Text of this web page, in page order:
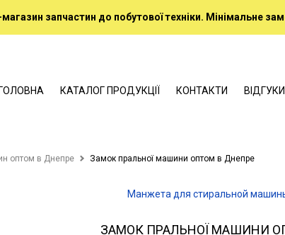
запчастин до побутової техніки. Мінімальне
ГОЛОВНА КАТАЛОГ ПРОДУКЦІЇ КОНТАКТИ ВІДГУКИ
оптом в Днепре Замок пральної машини оптом в Днепре
ЗАМОК ПРАЛЬНОЇ МАШИНИ